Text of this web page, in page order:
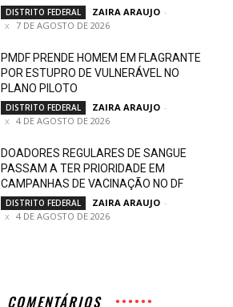
DISTRITO FEDERAL ZAIRA ARAUJO -
7 DE AGOSTO DE 2026
PMDF PRENDE HOMEM EM FLAGRANTE
POR ESTUPRO DE VULNERÁVEL NO
PLANO PILOTO
DISTRITO FEDERAL ZAIRA ARAUJO -
4 DE AGOSTO DE 2026
DOADORES REGULARES DE SANGUE
PASSAM A TER PRIORIDADE EM
CAMPANHAS DE VACINAÇÃO NO DF
DISTRITO FEDERAL ZAIRA ARAUJO -
4 DE AGOSTO DE 2026
COMENTÁRIOS